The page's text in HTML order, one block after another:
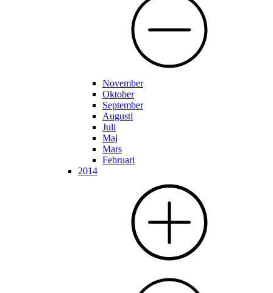
November
Oktober
September
Augusti
Juli
Maj
Mars
Februari
2014